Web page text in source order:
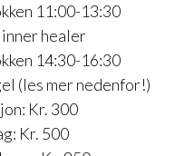
11:00-13:30
healer
14:30-16:30
(les mer nedenfor!)
Kr. 300
Kr. 500